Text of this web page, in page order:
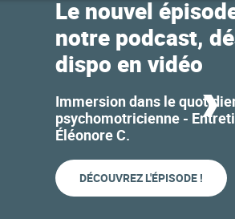
épisode de
désormais
vidéo
le quotidien d'une
- Entretien avec
L'ÉPISODE !